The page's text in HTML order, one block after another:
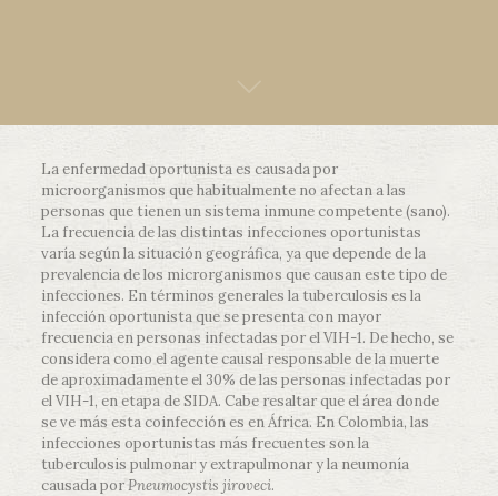
La enfermedad oportunista es causada por
microorganismos que habitualmente no afectan a las
personas que tienen un sistema inmune competente (sano).
La frecuencia de las distintas infecciones oportunistas
varía según la situación geográfica, ya que depende de la
prevalencia de los microrganismos que causan este tipo de
infecciones. En términos generales la tuberculosis es la
infección oportunista que se presenta con mayor
frecuencia en personas infectadas por el VIH-1. De hecho, se
considera como el agente causal responsable de la muerte
de aproximadamente el 30% de las personas infectadas por
el VIH-1, en etapa de SIDA. Cabe resaltar que el área donde
se ve más esta coinfección es en África. En Colombia, las
infecciones oportunistas más frecuentes son la
tuberculosis pulmonar y extrapulmonar y la neumonía
causada porPneumocystis jiroveci.